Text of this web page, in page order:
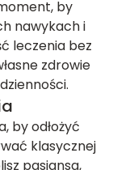
by
nawykach i
leczenia bez
zdrowie
by odłożyć
klasycznej
pasjansa,